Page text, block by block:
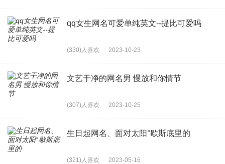
25、Virtual（虚幻）
26、[孤毒]
28、从帆布到高跟
29、邇無動於衷゛
31、北葵向暖*
32、【】游戏结束i
qq女生网名可爱单纯英文--提比可爱吗
(330)人喜欢 2023-10-23
文艺干净的网名男 慢放和你情节
(307)人喜欢 2023-10-25
生日起网名、面对太阳°歇斯底里的
(321)人喜欢 2023-05-16